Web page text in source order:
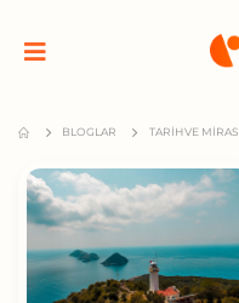
BLOGLAR TARIH VE MIRAS